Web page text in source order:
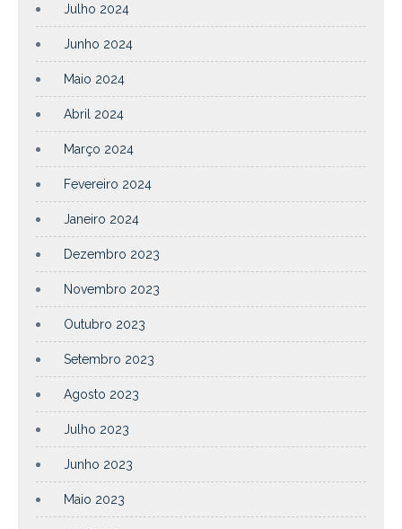
Julho 2024
Junho 2024
Maio 2024
Abril 2024
Março 2024
Fevereiro 2024
Janeiro 2024
Dezembro 2023
Novembro 2023
Outubro 2023
Setembro 2023
Agosto 2023
Julho 2023
Junho 2023
Maio 2023